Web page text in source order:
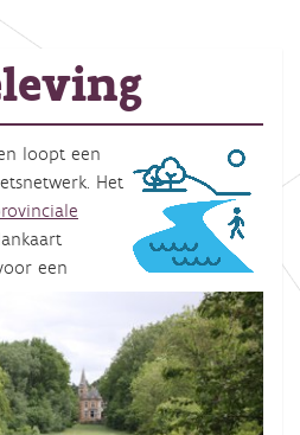
loopt een
Het
een